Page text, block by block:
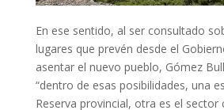
En ese sentido, al ser consultado
lugares que prevén desde el
asentar el nuevo pueblo, Gómez
“dentro de esas posibilidades, una
Reserva provincial, otra es el sector